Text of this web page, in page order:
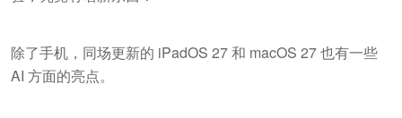
除了手机，同场更新的 iPadOS 27 和 macOS 27 也有一些
AI 方面的亮点。